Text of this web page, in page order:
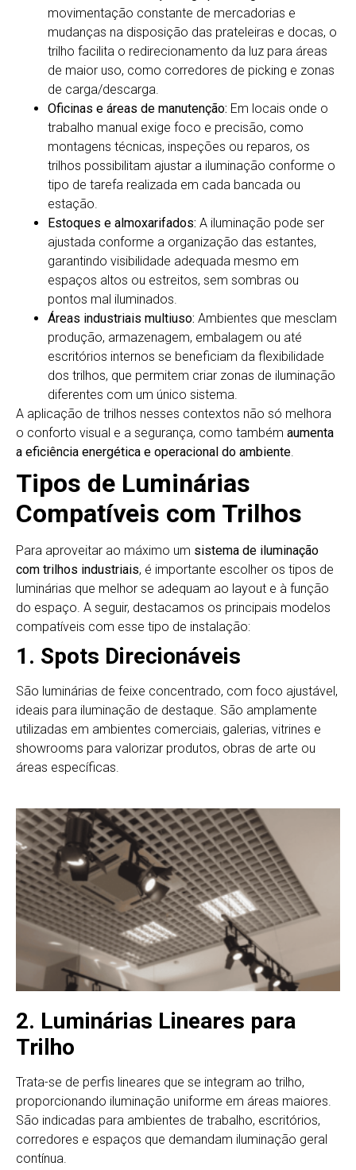
movimentação constante de mercadorias e
mudanças na disposição das prateleiras e docas, o
trilho facilita o redirecionamento da luz para áreas
de maior uso, como corredores de picking e zonas
de carga/descarga.
Oficinas e áreas de manutenção: Em locais onde o
trabalho manual exige foco e precisão, como
montagens técnicas, inspeções ou reparos, os
trilhos possibilitam ajustar a iluminação conforme o
tipo de tarefa realizada em cada bancada ou
estação.
Estoques e almoxarifados: A iluminação pode ser
ajustada conforme a organização das estantes,
garantindo visibilidade adequada mesmo em
espaços altos ou estreitos, sem sombras ou
pontos mal iluminados.
Áreas industriais multiuso: Ambientes que mesclam
produção, armazenagem, embalagem ou até
escritórios internos se beneficiam da flexibilidade
dos trilhos, que permitem criar zonas de iluminação
diferentes com um único sistema.
A aplicação de trilhos nesses contextos não só melhora
o conforto visual e a segurança, como também aumenta
a eficiência energética e operacional do ambiente.
Tipos de Luminárias
Compatíveis com Trilhos
Para aproveitar ao máximo um sistema de iluminação
com trilhos industriais, é importante escolher os tipos de
luminárias que melhor se adequam ao layout e à função
do espaço. A seguir, destacamos os principais modelos
compatíveis com esse tipo de instalação:
1. Spots Direcionáveis
São luminárias de feixe concentrado, com foco ajustável,
ideais para iluminação de destaque. São amplamente
utilizadas em ambientes comerciais, galerias, vitrines e
showrooms para valorizar produtos, obras de arte ou
áreas específicas.
2. Luminárias Lineares para
Trilho
Trata-se de perfis lineares que se integram ao trilho,
proporcionando iluminação uniforme em áreas maiores.
São indicadas para ambientes de trabalho, escritórios,
corredores e espaços que demandam iluminação geral
contínua.